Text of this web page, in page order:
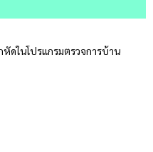
ดในโปรแกรมตรวจการบ้าน